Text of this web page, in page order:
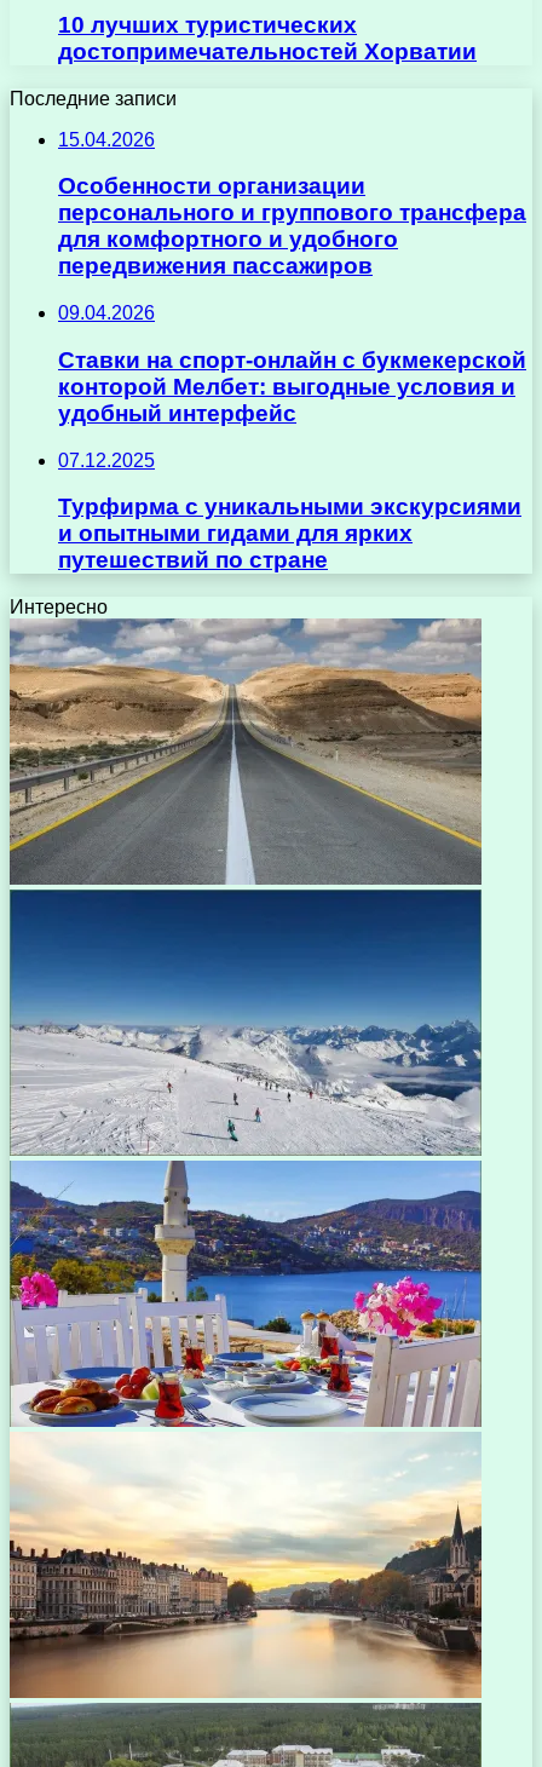
10 лучших туристических
достопримечательностей Хорватии
Последние записи
15.04.2026
Особенности организации
персонального и группового трансфера
для комфортного и удобного
передвижения пассажиров
09.04.2026
Ставки на спорт-онлайн с букмекерской
конторой Мелбет: выгодные условия и
удобный интерфейс
07.12.2025
Турфирма с уникальными экскурсиями
и опытными гидами для ярких
путешествий по стране
Интересно